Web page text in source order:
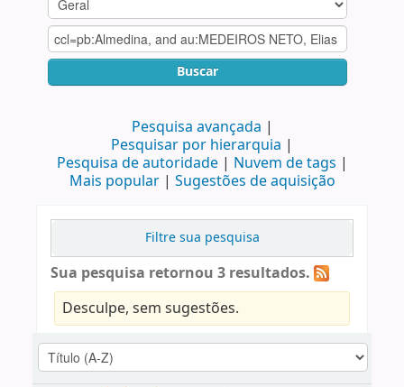
Buscar
Pesquisa avançada
Pesquisar por hierarquia
Pesquisa de autoridade
Nuvem de tags
Mais popular
Sugestões de aquisição
Filtre sua pesquisa
Sua pesquisa retornou 3 resultados.
Desculpe, sem sugestões.